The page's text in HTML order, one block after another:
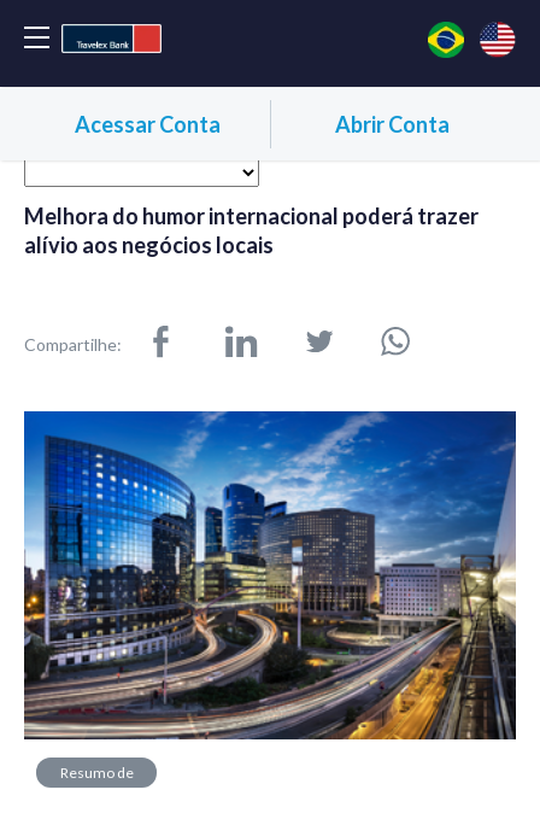
Acessar Conta Abrir Conta
Melhora do humor internacional poderá trazer
alívio aos negócios locais
Compartilhe:
Resumo de